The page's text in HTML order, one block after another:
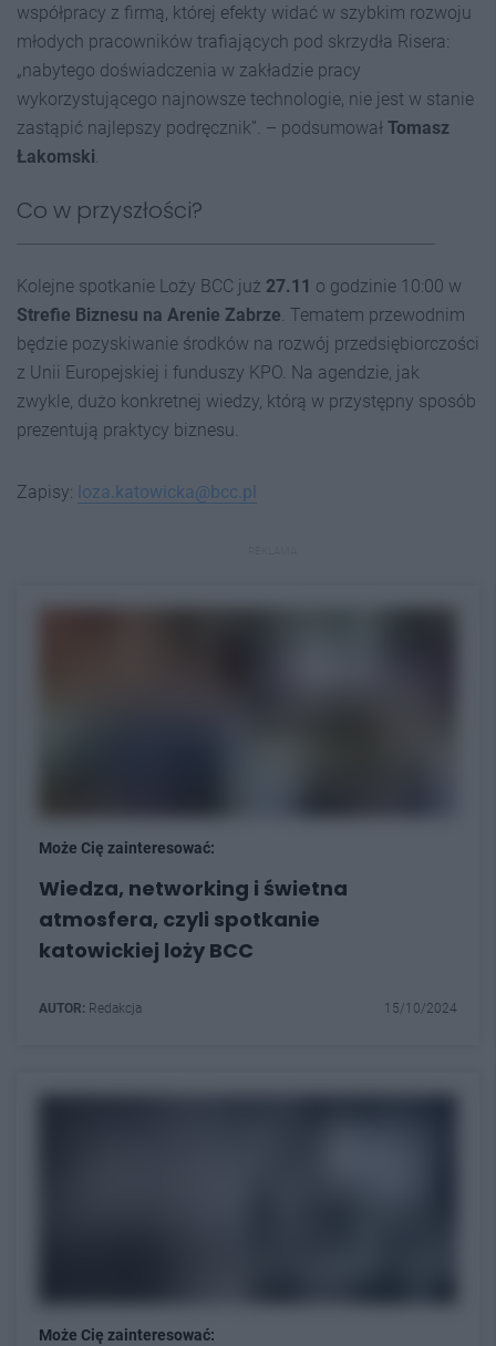
współpracy z firmą, której efekty widać w szybkim rozwoju
młodych pracowników trafiających pod skrzydła Risera:
„nabytego doświadczenia w zakładzie pracy
wykorzystującego najnowsze technologie, nie jest w stanie
zastąpić najlepszy podręcznik”. – podsumował Tomasz
Łakomski.
Co w przyszłości?
Kolejne spotkanie Loży BCC już 27.11 o godzinie 10:00 w
Strefie Biznesu na Arenie Zabrze. Tematem przewodnim
będzie pozyskiwanie środków na rozwój przedsiębiorczości
z Unii Europejskiej i funduszy KPO. Na agendzie, jak
zwykle, dużo konkretnej wiedzy, którą w przystępny sposób
prezentują praktycy biznesu.
Zapisy: loza.katowicka@bcc.pl
Może Cię zainteresować:
Wiedza, networking i świetna
atmosfera, czyli spotkanie
katowickiej loży BCC
AUTOR: Redakcja 15/10/2024
Może Cię zainteresować: